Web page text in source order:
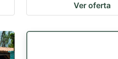
Ver oferta